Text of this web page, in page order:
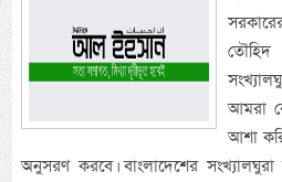
আমরা
আশা
অনুসরণ করবে। বাংলাদেশের